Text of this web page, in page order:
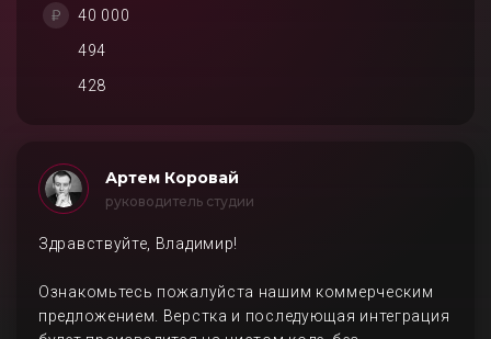
40 000
494
428
Артем Коровай
руководитель студии
Здравствуйте, Владимир!
Ознакомьтесь пожалуйста нашим коммерческим
предложением. Верстка и последующая интеграция